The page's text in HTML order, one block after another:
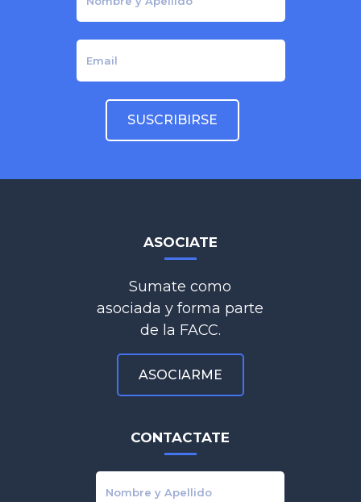
ASOCIATE
Sumate como
asociada y forma parte
de la FACC.
ASOCIARME
CONTACTATE